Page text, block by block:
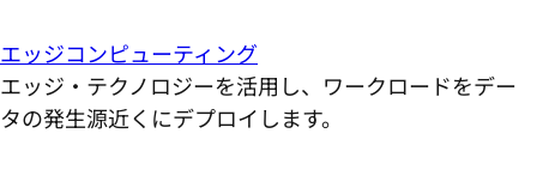
エッジコンピューティング
エッジ・テクノロジーを活用し、ワークロードをデー
タの発生源近くにデプロイします。